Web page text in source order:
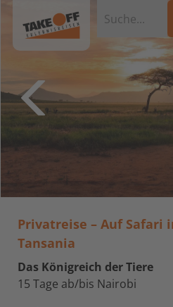
Privatreise – Auf Safari
Tansania
Das Königreich der Tiere
15 Tage ab/bis Nairobi